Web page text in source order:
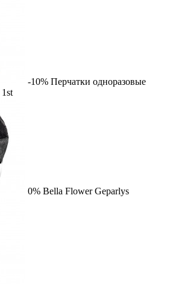
-10% Перчатки одноразовые
1st
0% Bella Flower Geparlys